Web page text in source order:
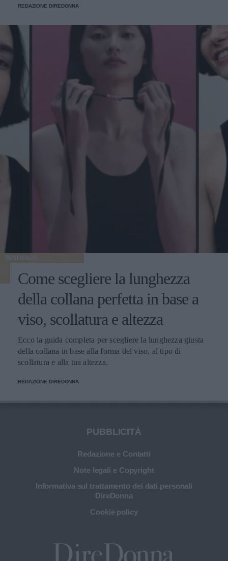
REDAZIONE DIREDONNA
TENDENZE
Come scegliere la lunghezza
della collana perfetta in base a
viso, scollatura e altezza
Ecco la guida completa per scegliere la lunghezza giusta
della collana in base alla forma del viso, al tipo di
scollatura e alla tua altezza.
REDAZIONE DIREDONNA
PUBBLICITÀ
Redazione e Contatti
Note legali e Copyright
Informativa sul trattamento dei dati personali
DireDonna
Cookie policy